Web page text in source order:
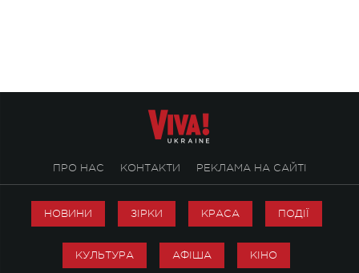
ПРО НАС КОНТАКТИ РЕКЛАМА НА САЙТІ
НОВИНИ ЗІРКИ КРАСА ПОДІЇ
КУЛЬТУРА АФІША КІНО